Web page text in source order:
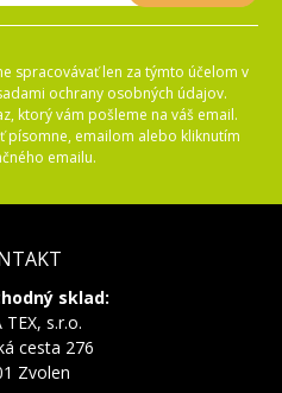
spracovávať len za týmto účelom v
ochrany osobných údajov.
ktorý vám pošleme na váš email.
písomne, emailom alebo kliknutím
emailu.
sklad:
TEX, s.r.o.
cesta 276
Zvolen